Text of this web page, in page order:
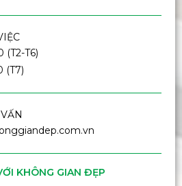
(T2-T6)
(T7)
KHÔNG GIAN ĐẸP